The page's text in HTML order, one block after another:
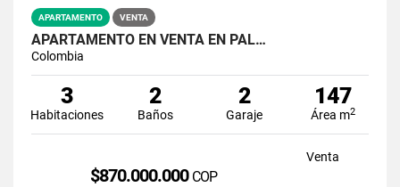
APARTAMENTO VENTA
APARTAMENTO EN VENTA EN PAL…
Colombia
3
Habitaciones
2
Baños
2
Garaje
147
Área m2
Venta
$870.000.000 COP